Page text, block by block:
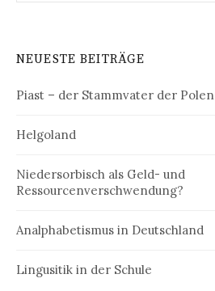
NEUESTE BEITRÄGE
Piast – der Stammvater der Polen
Helgoland
Niedersorbisch als Geld- und
Ressourcenverschwendung?
Analphabetismus in Deutschland
Lingusitik in der Schule